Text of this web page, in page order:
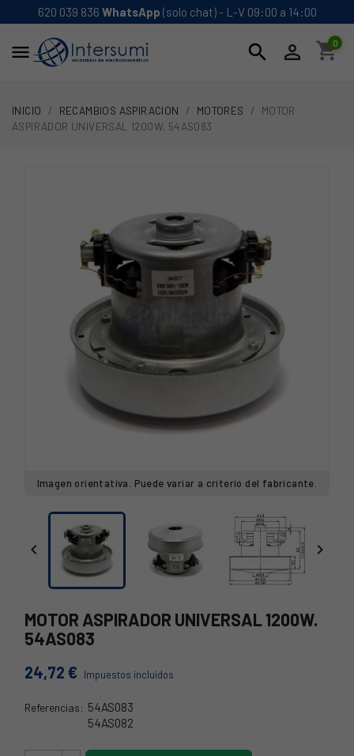
620 039 836 WhatsApp (solo chat) - L-V 09:00 a 14:00
 search  shopping_cart
0
INICIO RECAMBIOS ASPIRACION MOTORES
MOTOR
ASPIRADOR UNIVERSAL 1200W. 54AS083
Imagen orientativa. Puede variar a criterio del fabricante.
 
MOTOR ASPIRADOR UNIVERSAL 1200W.
54AS083
24,72 € Impuestos incluidos
Referencias: 54AS083
54AS082